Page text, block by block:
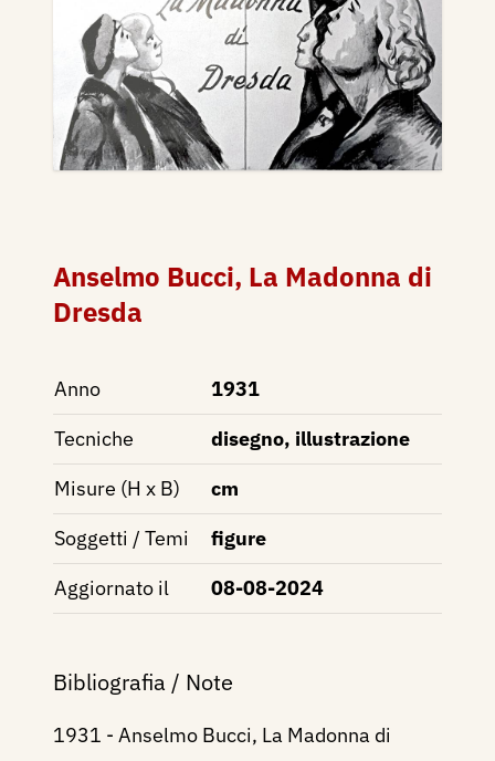
Anselmo Bucci, La Madonna di
Dresda
Anno
1931
Tecniche
disegno, illustrazione
Misure (H x B)
cm
Soggetti / Temi
figure
Aggiornato il
08-08-2024
Bibliografia / Note
1931 - Anselmo Bucci, La Madonna di